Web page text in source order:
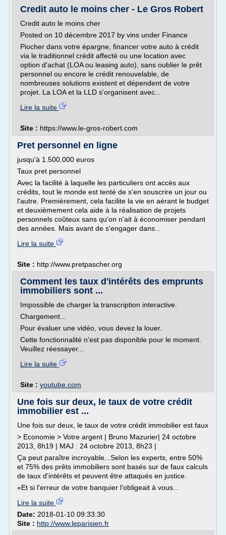
Credit auto le moins cher - Le Gros Robert
Credit auto le moins cher
Posted on 10 décembre 2017 by vins under Finance
Piocher dans votre épargne, financer votre auto à crédit
via le traditionnel crédit affecté ou une location avec
option d'achat (LOA ou leasing auto), sans oublier le prêt
personnel ou encore le crédit renouvelable, de
nombreuses solutions existent et dépendent de votre
projet. La LOA et la LLD s'organisent avec...
Lire la suite
Site : https://www.le-gros-robert.com
Pret personnel en ligne
jusqu'à 1.500.000 euros
Taux pret personnel
Avec la facilité à laquelle les particuliers ont accès aux
crédits, tout le monde est tenté de s'en souscrire un jour ou
l'autre. Premièrement, cela facilite la vie en aérant le budget
et deuxièmement cela aide à la réalisation de projets
personnels coûteux sans qu'on n'ait à économiser pendant
des années. Mais avant de s'engager dans...
Lire la suite
Site : http://www.pretpascher.org
Comment les taux d'intérêts des emprunts
immobiliers sont ...
Impossible de charger la transcription interactive.
Chargement...
Pour évaluer une vidéo, vous devez la louer.
Cette fonctionnalité n'est pas disponible pour le moment.
Veuillez réessayer...
Lire la suite
Site : youtube.com
Une fois sur deux, le taux de votre crédit
immobilier est ...
Une fois sur deux, le taux de votre crédit immobilier est faux
> Economie > Votre argent | Bruno Mazurier| 24 octobre
2013, 8h19 | MAJ : 24 octobre 2013, 8h23 |
Ça peut paraître incroyable...Selon les experts, entre 50%
et 75% des prêts immobiliers sont basés sur de faux calculs
de taux d'intérêts et peuvent être attaqués en justice.
«Et si l'erreur de votre banquier l'obligeait à vous...
Lire la suite
Date: 2018-01-10 09:33:30
Site : http://www.leparisien.fr